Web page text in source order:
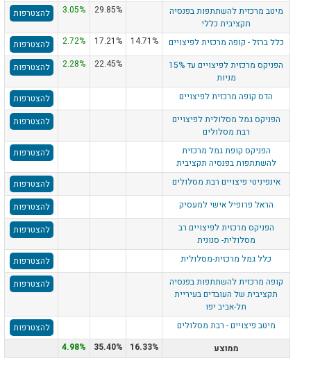
מיטב מרכזית להשתתפות בפנסיה
תקציבית כללי
29.85%
3.05% להצטרפות
כלל ברזל - קופה מרכזית לפיצויים 14.71%
17.21%
2.72%
להצטרפות
הפניקס מרכזית לפיצויים עד 15%
מניות
22.45%
2.28% להצטרפות
הדס קופה מרכזית לפיצויים
להצטרפות
הפניקס גמל מסלולית לפיצויים
רבת מסלולים
להצטרפות
הפניקס קופת גמל מרכזית
להשתתפות בפנסיה תקציבית
להצטרפות
אינפיניטי פיצויים רבת מסלולים
להצטרפות
הראל פרופיל אישי למעסיק
להצטרפות
הפניקס מרכזית לפיצויים רב
מסלולית- סנונית
להצטרפות
כלל גמל מרכזית-מסלולית
להצטרפות
קופה מרכזית להשתתפות בפנסיה
תקציבית של העובדים בעיריית
תל-אביב יפו
להצטרפות
מיטב פיצויים - רבת מסלולים
להצטרפות
ממוצע
16.33%
35.40%
4.98%